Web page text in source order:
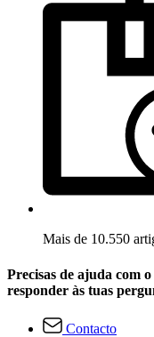
Mais de 10.550
Precisas de ajuda com
responder às tuas
Contacto